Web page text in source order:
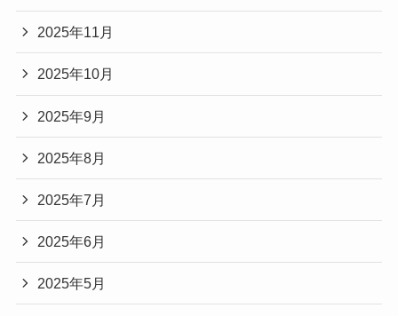
2025年11月
2025年10月
2025年9月
2025年8月
2025年7月
2025年6月
2025年5月